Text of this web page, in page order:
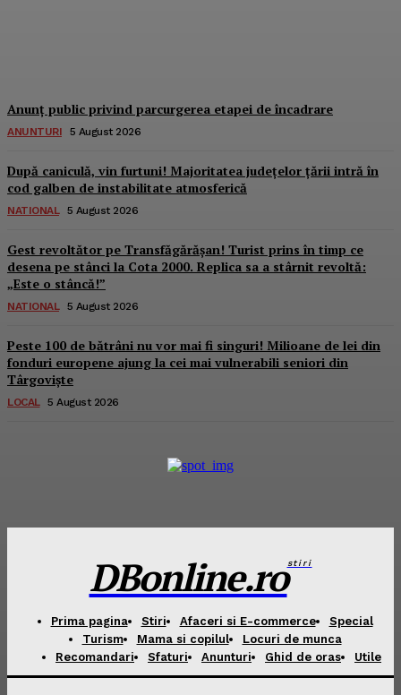
Anunț public privind parcurgerea etapei de încadrare
ANUNTURI 5 August 2026
După caniculă, vin furtuni! Majoritatea județelor țării intră în
cod galben de instabilitate atmosferică
NATIONAL 5 August 2026
Gest revoltător pe Transfăgărășan! Turist prins în timp ce
desena pe stânci la Cota 2000. Replica sa a stârnit revoltă:
„Este o stâncă!”
NATIONAL 5 August 2026
Peste 100 de bătrâni nu vor mai fi singuri! Milioane de lei din
fonduri europene ajung la cei mai vulnerabili seniori din
Târgoviște
LOCAL 5 August 2026
DBonline.rostiri
Prima pagina Stiri Afaceri si E-commerce
Special
Turism
Mama si copilul
Locuri de munca
Recomandari
Sfaturi Anunturi Ghid de oras Utile